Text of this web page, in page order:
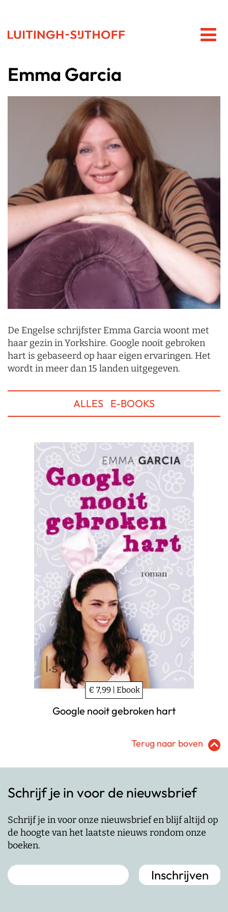
Emma Garcia
De Engelse schrijfster Emma Garcia woont met
haar gezin in Yorkshire. Google nooit gebroken
hart is gebaseerd op haar eigen ervaringen. Het
wordt in meer dan 15 landen uitgegeven.
ALLES E-BOOKS
€ 7,99 | Ebook
Google nooit gebroken hart
Terug naar boven
Schrijf je in voor de nieuwsbrief
Schrijf je in voor onze nieuwsbrief en blijf altijd op
de hoogte van het laatste nieuws rondom onze
boeken.